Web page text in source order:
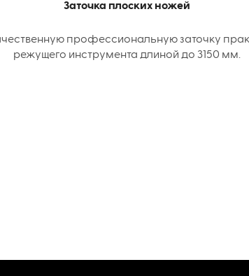
Заточка плоских ножей
профессиональную заточку
режущего инструмента длиной до 3150 мм.